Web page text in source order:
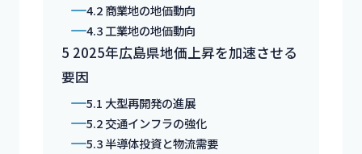
4.2商業地の地価動向
4.3工業地の地価動向
5 2025年広島県地価上昇を加速させる
要因
5.1 大型再開発の進展
5.2交通インフラの強化
5.3半導体投資と物流需要